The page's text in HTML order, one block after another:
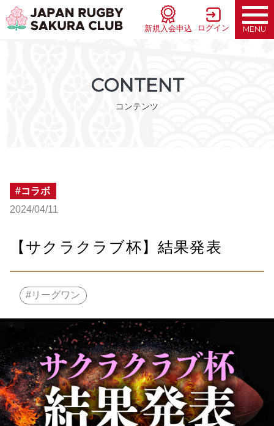
新規入会申込 ログイン MENU
CONTENT
コンテンツ
コラボ
2024/04/11
【サクラクラブ杯】結果発表
リーグワン